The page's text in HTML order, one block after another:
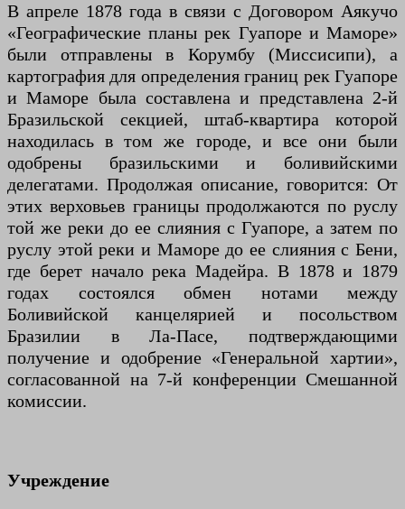
В апреле 1878 года в связи с Договором Аякучо
«Географические планы рек Гуапоре и Маморе»
были отправлены в Корумбу (Миссисипи), а
картография для определения границ рек Гуапоре
и Маморе была составлена ​​и представлена ​​2-й
Бразильской секцией, штаб-квартира которой
находилась в том же городе, и все они были
одобрены бразильскими и боливийскими
делегатами. Продолжая описание, говорится: От
этих верховьев границы продолжаются по руслу
той же реки до ее слияния с Гуапоре, а затем по
руслу этой реки и Маморе до ее слияния с Бени,
где берет начало река Мадейра. В 1878 и 1879
годах состоялся обмен нотами между
Боливийской канцелярией и посольством
Бразилии в Ла-Пасе, подтверждающими
получение и одобрение «Генеральной хартии»,
согласованной на 7-й конференции Смешанной
комиссии.
Учреждение